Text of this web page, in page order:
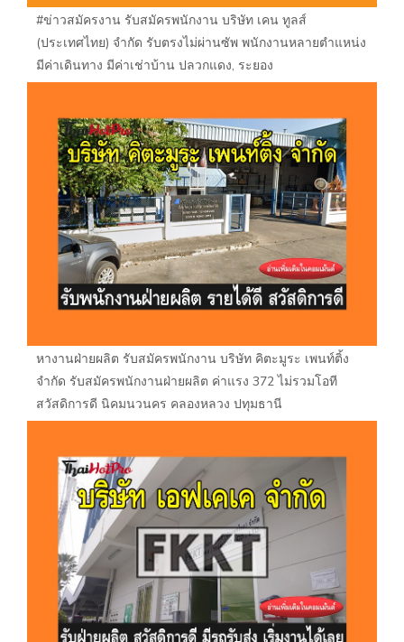
#ข่าวสมัครงาน รับสมัครพนักงาน บริษัท เคน ทูลส์
(ประเทศไทย) จำกัด รับตรงไม่ผ่านซัพ พนักงานหลายตำแหน่ง
มีค่าเดินทาง มีค่าเช่าบ้าน ปลวกแดง, ระยอง
หางานฝ่ายผลิต รับสมัครพนักงาน บริษัท คิตะมูระ เพนท์ติ้ง
จำกัด รับสมัครพนักงานฝ่ายผลิต ค่าแรง 372 ไม่รวมโอที
สวัสดิการดี นิคมนวนคร คลองหลวง ปทุมธานี